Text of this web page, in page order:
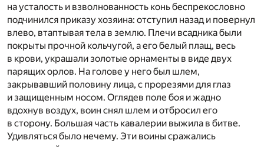
на усталость и взволнованность конь беспрекословно
подчинился приказу хозяина: отступил назад и повернул
влево, втаптывая тела в землю. Плечи всадника были
покрыты прочной кольчугой, а его белый плащ, весь
в крови, украшали золотые орнаменты в виде двух
парящих орлов. На голове у него был шлем,
закрывавший половину лица, с прорезями для глаз
и защищенным носом. Оглядев поле боя и жадно
вдохнув воздух, воин снял шлем и отбросил его
в сторону. Большая часть кавалерии выжила в битве.
Удивляться было нечему. Эти воины сражались